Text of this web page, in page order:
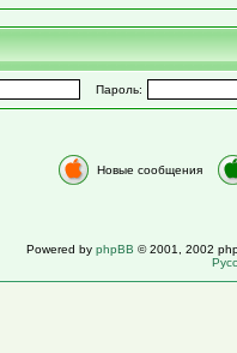
Пароль:
Новые сообщения
Powered by phpBB © 2001, 2002